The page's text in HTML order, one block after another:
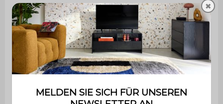
Gewicht 28 kg
Verwendung Innenbereich
Garantie 2 Jahre
Montage
eine Bedienungsanleitung wird
✖